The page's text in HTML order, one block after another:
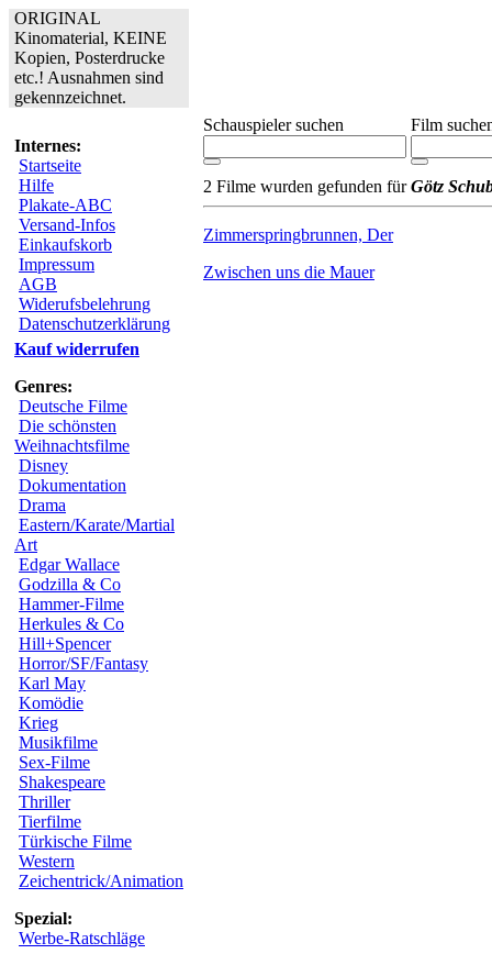
ORIGINAL
Kinomaterial, KEINE
Kopien, Posterdrucke
etc.! Ausnahmen sind
gekennzeichnet.
Internes:
Startseite
Hilfe
Plakate-ABC
Versand-Infos
Einkaufskorb
Impressum
AGB
Widerufsbelehrung
Datenschutzerklärung
Kauf widerrufen
Genres:
Deutsche Filme
Die schönsten
Weihnachtsfilme
Disney
Dokumentation
Drama
Eastern/Karate/Martial
Art
Edgar Wallace
Godzilla & Co
Hammer-Filme
Herkules & Co
Hill+Spencer
Horror/SF/Fantasy
Karl May
Komödie
Krieg
Musikfilme
Sex-Filme
Shakespeare
Thriller
Tierfilme
Türkische Filme
Western
Zeichentrick/Animation
Spezial:
Werbe-Ratschläge
Schauspieler suchen Film
2 Filme wurden gefunden fürGötz
Zimmerspringbrunnen, Der
Zwischen uns die Mauer